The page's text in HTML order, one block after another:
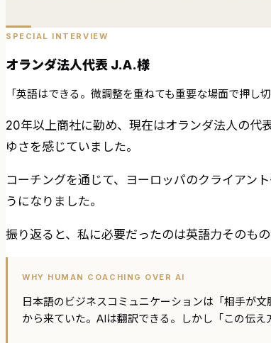
SPECIAL INTERVIEW
オランダ法人代表 J.A.様
「英語はできる。微調整を重ねても重要な場面で押し
20年以上商社に勤め、現在はオランダ法人の代
ゆさを感じていました。
コーチングを通じて、ヨーロッパのクライアン
うになりました。
振り返ると、私に必要だったのは英語力そのも
WHY HUMAN COACHING OVER AI
日本語のビジネスコミュニケーションは「相手が
から来ていた。AIは翻訳できる。しかし「この伝